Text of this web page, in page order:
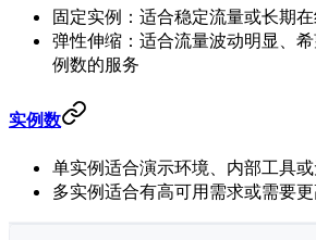
固定实例：适合稳定流量或长期
弹性伸缩：适合流量波动明显、
例数的服务
实例数
单实例适合演示环境、内部工具
多实例适合有高可用需求或需要